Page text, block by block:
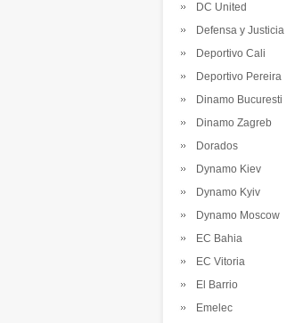
DC United
Defensa y Justicia
Deportivo Cali
Deportivo Pereira
Dinamo Bucuresti
Dinamo Zagreb
Dorados
Dynamo Kiev
Dynamo Kyiv
Dynamo Moscow
EC Bahia
EC Vitoria
El Barrio
Emelec